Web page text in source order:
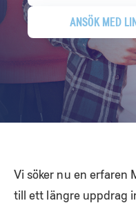
Vi söker nu en erfaren
till ett längre uppdrag
ANSÖK MED